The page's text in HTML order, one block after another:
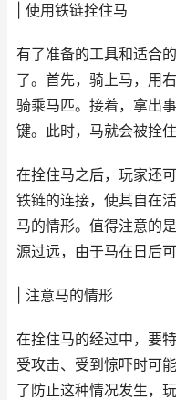
| 使用铁链拴住马
有了准备的工具和适合
了。首先，骑上马，用
骑乘马匹。接着，拿出
键。此时，马就会被拴
在拴住马之后，玩家还
铁链的连接，使其自在
马的情形。值得注意的
源过远，由于马在日后
| 注意马的情形
在拴住马的经过中，要
受攻击、受到惊吓时可
了防止这种情况发生，